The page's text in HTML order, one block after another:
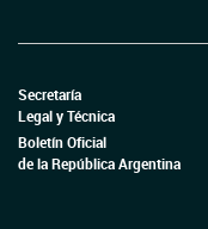
Secretaría
Legal y Técnica
Boletín Oficial
de la República Argentina